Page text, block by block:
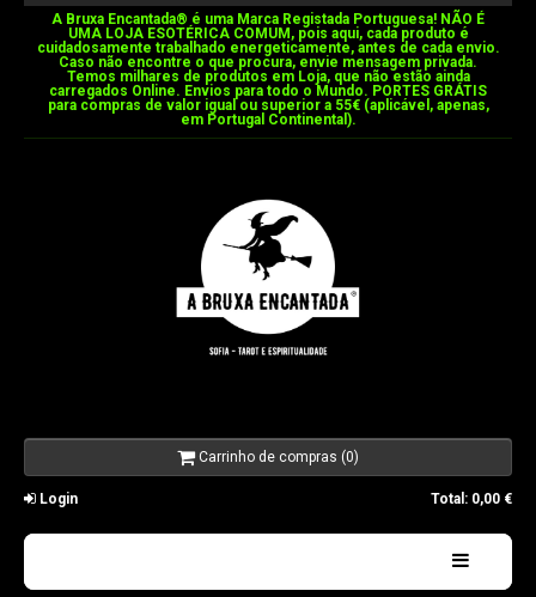
A Bruxa Encantada®️ é uma Marca Registada Portuguesa! NÃO É
UMA LOJA ESOTÉRICA COMUM, pois aqui, cada produto é
cuidadosamente trabalhado energeticamente, antes de cada envio.
Caso não encontre o que procura, envie mensagem privada.
Temos milhares de produtos em Loja, que não estão ainda
carregados Online. Envios para todo o Mundo. PORTES GRÁTIS
para compras de valor igual ou superior a 55€ (aplicável, apenas,
em Portugal Continental).
Carrinho de compras (0)
Login Total: 0,00 €